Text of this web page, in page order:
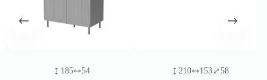
185 54 210 153 58